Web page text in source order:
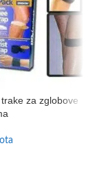
za zglobove